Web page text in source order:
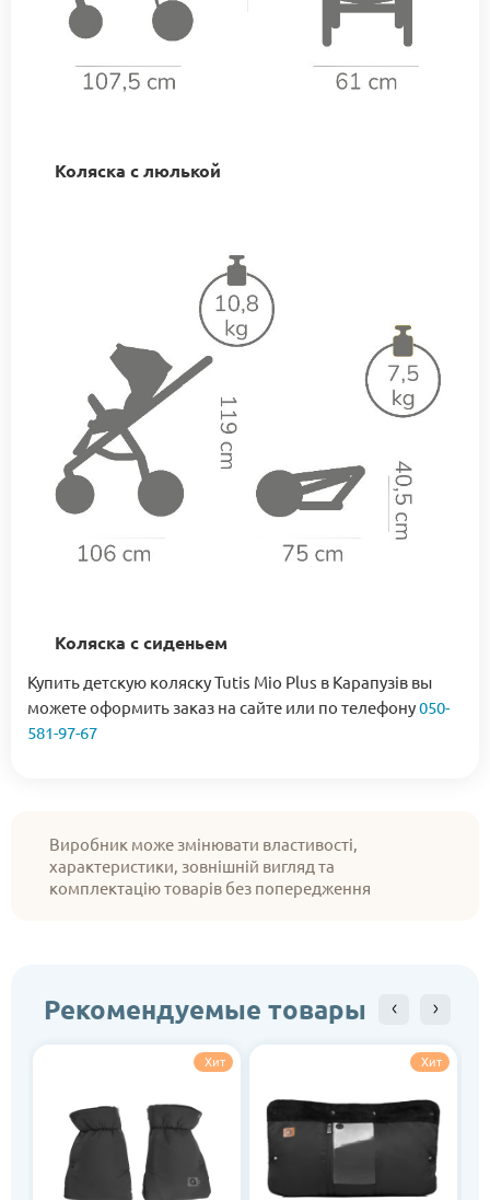
Коляска с люлькой
Коляска с сиденьем
Купить детскую коляску Tutis Mio Plus в Карапузів вы
можете оформить заказ на сайте или по телефону050-
581-97-67
Виробник може змінювати властивості,
характеристики, зовнішній вигляд та
комплектацію товарів без попередження
Рекомендуемые товары
Хит Хит